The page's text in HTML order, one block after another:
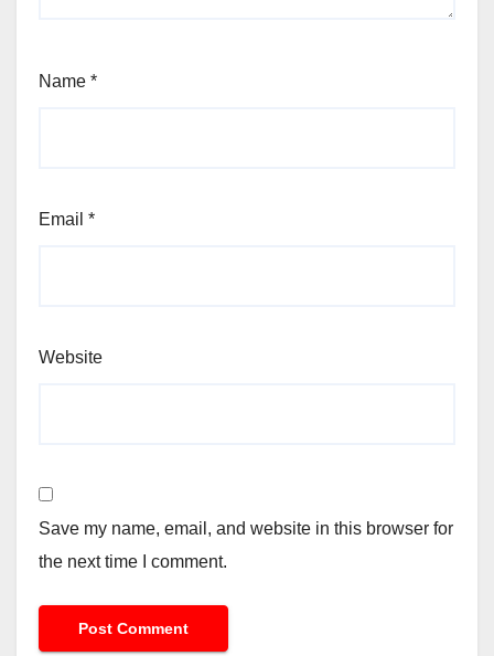
Name *
Email *
Website
Save my name, email, and website in this browser for
the next time I comment.